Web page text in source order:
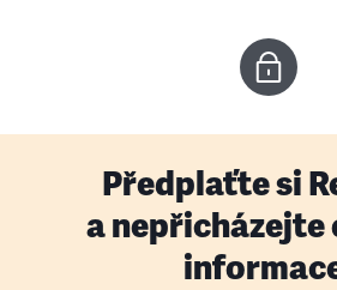
Předplaťte si
a nepřicházejte